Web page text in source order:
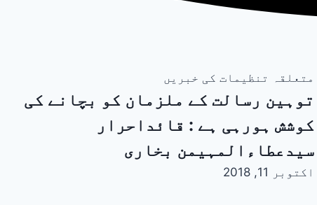
متعلقہ تنظیمات کی خبریں
توہین رسالت کے ملزمان کو بچانے کی
کوشش ہورہی ہے : قائداحرار
سیدعطاءالمہیمن بخاری
اکتوبر 11, 2018